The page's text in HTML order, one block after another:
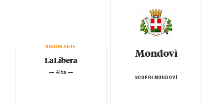
RISTORANTE
LaLibera
— Alba —
Mondovì
SCOPRI MONDOVÌ